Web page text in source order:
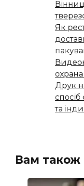
Як
Друк
та
Вам також